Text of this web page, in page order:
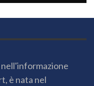
è nata nel